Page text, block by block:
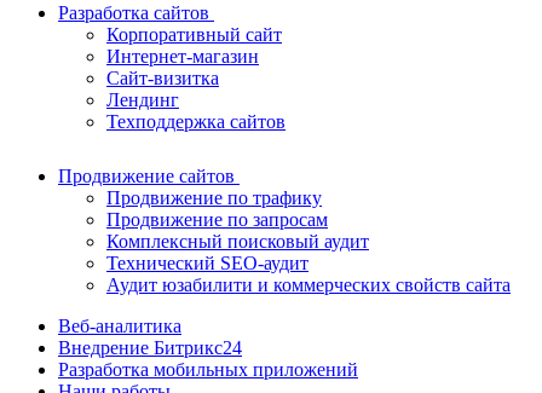
Разработка сайтов
Корпоративный сайт
Интернет-магазин
Сайт-визитка
Лендинг
Техподдержка сайтов
Продвижение сайтов
Продвижение по трафику
Продвижение по запросам
Комплексный поисковый аудит
Технический SEO-аудит
Аудит юзабилити и коммерческих свойств сайта
Веб-аналитика
Внедрение Битрикс24
Разработка мобильных приложений